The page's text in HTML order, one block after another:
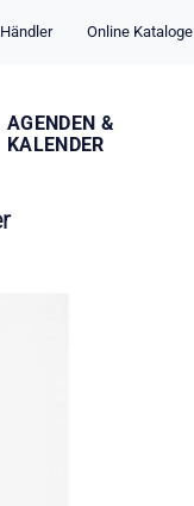
Händler Online Kataloge
AGENDEN &
KALENDER